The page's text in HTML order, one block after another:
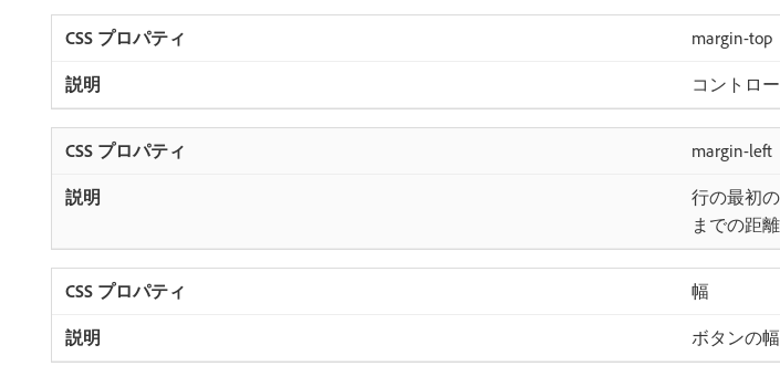
margin-top
コントロ
margin-left
行の最初
までの距離
幅
ボタンの幅